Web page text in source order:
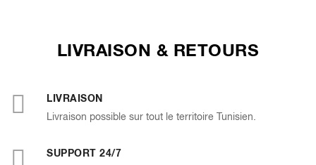
LIVRAISON & RETOURS
LIVRAISON
Livraison possible sur tout le territoire Tunisien.
SUPPORT 24/7